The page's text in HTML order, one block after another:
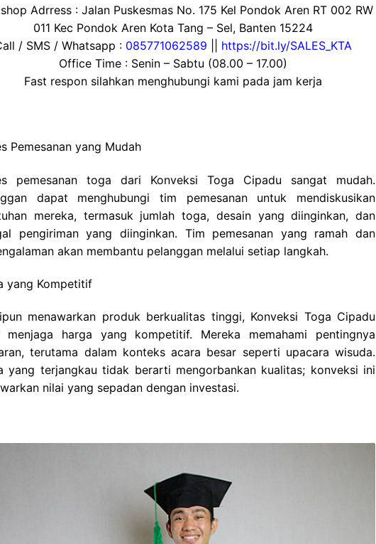
Adrress : Jalan Puskesmas No. 175 Kel Pondok Aren RT 002 RW
011 Kec Pondok Aren Kota Tang – Sel, Banten 15224
/ SMS / Whatsapp : 085771062589
https://bit.ly/SALES_KTA
Office Time : Senin – Sabtu (08.00 – 17.00)
Fast respon silahkan menghubungi kami pada jam kerja
Pemesanan yang Mudah
pemesanan toga dari Konveksi Toga Cipadu sangat mudah.
dapat menghubungi tim pemesanan untuk mendiskusikan
mereka, termasuk jumlah toga, desain yang diinginkan, dan
pengiriman yang diinginkan. Tim pemesanan yang ramah dan
akan membantu pelanggan melalui setiap langkah.
yang Kompetitif
menawarkan produk berkualitas tinggi, Konveksi Toga Cipadu
menjaga harga yang kompetitif. Mereka memahami pentingnya
terutama dalam konteks acara besar seperti upacara wisuda.
yang terjangkau tidak berarti mengorbankan kualitas; konveksi ini
nilai yang sepadan dengan investasi.